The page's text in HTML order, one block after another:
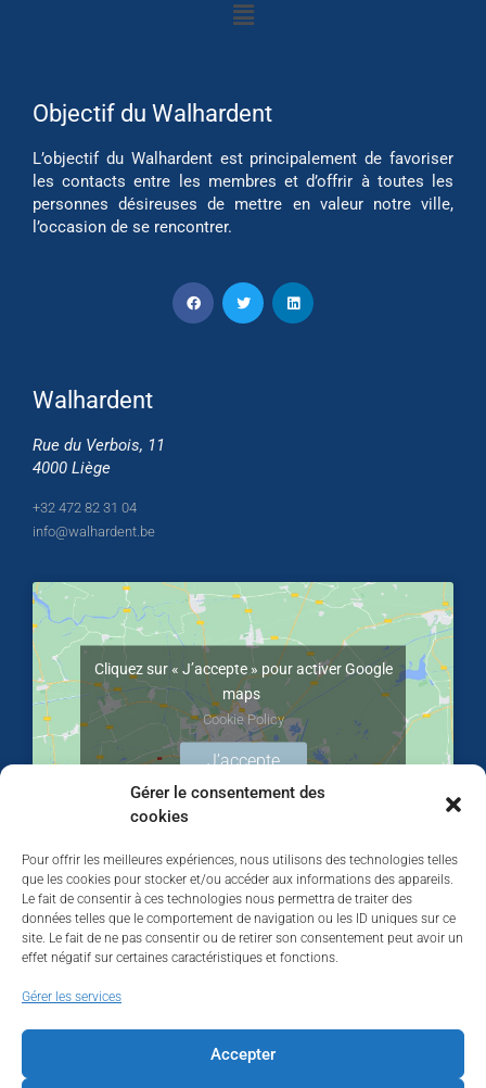
Gérer le consentement des
cookies
Pour offrir les meilleures expériences, nous utilisons des technologies telles
que les cookies pour stocker et/ou accéder aux informations des appareils.
Le fait de consentir à ces technologies nous permettra de traiter des
données telles que le comportement de navigation ou les ID uniques sur ce
site. Le fait de ne pas consentir ou de retirer son consentement peut avoir un
effet négatif sur certaines caractéristiques et fonctions.
Gérer les services
Accepter
Objectif du Walhardent
L’objectif du Walhardent est principalement de favoriser
les contacts entre les membres et d’offrir à toutes les
personnes désireuses de mettre en valeur notre ville,
l’occasion de se rencontrer.
Walhardent
Rue du Verbois, 11
4000 Liège
+32 472 82 31 04
info@walhardent.be
Cliquez sur « J’accepte » pour activer Google
maps
Cookie Policy
J’accepte